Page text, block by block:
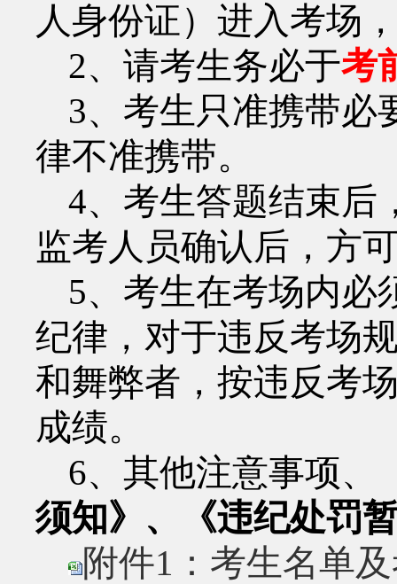
人身份证）进入考场
2、请考生务必于考
3、考生只准携带必
律不准携带。
4、考生答题结束后
监考人员确认后，方
5、考生在考场内必
纪律，对于违反考场
和舞弊者，按违反考
成绩。
6、其他注意事项、
须知》、《违纪处罚
附件1：考生名单